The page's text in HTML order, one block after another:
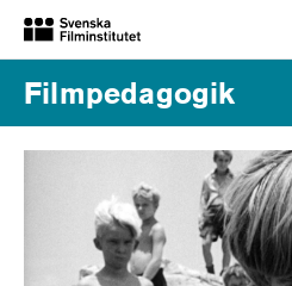
Filmpedagogik